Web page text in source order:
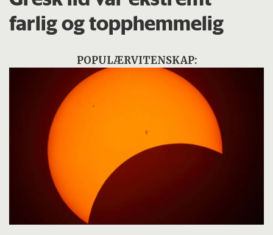
farlig og topphemmelig
POPULÆRVITENSKAP: